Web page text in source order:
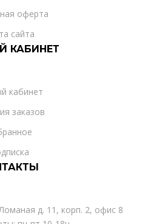
оферта
сайта
КАБИНЕТ
кабинет
заказов
д. 11, корп. 2, офис 8